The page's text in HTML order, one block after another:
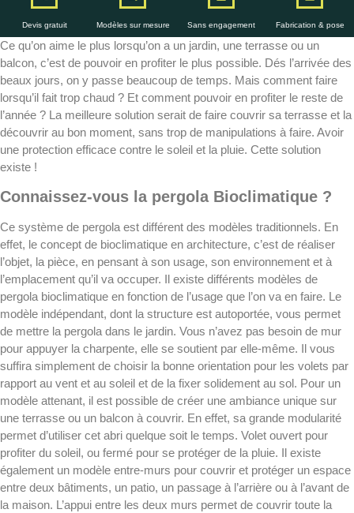
Devis gratuit Modèles sur mesure Sans engagement Fabrication & pose
Ce qu’on aime le plus lorsqu’on a un jardin, une terrasse ou un
balcon, c’est de pouvoir en profiter le plus possible. Dés l’arrivée des
beaux jours, on y passe beaucoup de temps. Mais comment faire
lorsqu’il fait trop chaud ? Et comment pouvoir en profiter le reste de
l’année ? La meilleure solution serait de faire couvrir sa terrasse et la
découvrir au bon moment, sans trop de manipulations à faire. Avoir
une protection efficace contre le soleil et la pluie. Cette solution
existe !
Connaissez-vous la pergola Bioclimatique ?
Ce système de pergola est différent des modèles traditionnels. En
effet, le concept de bioclimatique en architecture, c’est de réaliser
l’objet, la pièce, en pensant à son usage, son environnement et à
l’emplacement qu’il va occuper. Il existe différents modèles de
pergola bioclimatique en fonction de l’usage que l’on va en faire. Le
modèle indépendant, dont la structure est autoportée, vous permet
de mettre la pergola dans le jardin. Vous n’avez pas besoin de mur
pour appuyer la charpente, elle se soutient par elle-même. Il vous
suffira simplement de choisir la bonne orientation pour les volets par
rapport au vent et au soleil et de la fixer solidement au sol. Pour un
modèle attenant, il est possible de créer une ambiance unique sur
une terrasse ou un balcon à couvrir. En effet, sa grande modularité
permet d’utiliser cet abri quelque soit le temps. Volet ouvert pour
profiter du soleil, ou fermé pour se protéger de la pluie. Il existe
également un modèle entre-murs pour couvrir et protéger un espace
entre deux bâtiments, un patio, un passage à l’arrière ou à l’avant de
la maison. L’appui entre les deux murs permet de couvrir toute la